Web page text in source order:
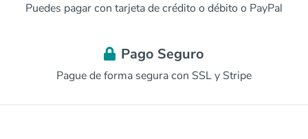
Puedes pagar con tarjeta de crédito o débito o PayPal
Pago Seguro
Pague de forma segura con SSL y Stripe